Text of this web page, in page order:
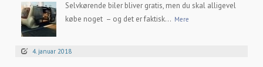
Selvkørende biler bliver gratis, men du skal alligevel
købe noget – og det er faktisk... Mere
4. januar 2018